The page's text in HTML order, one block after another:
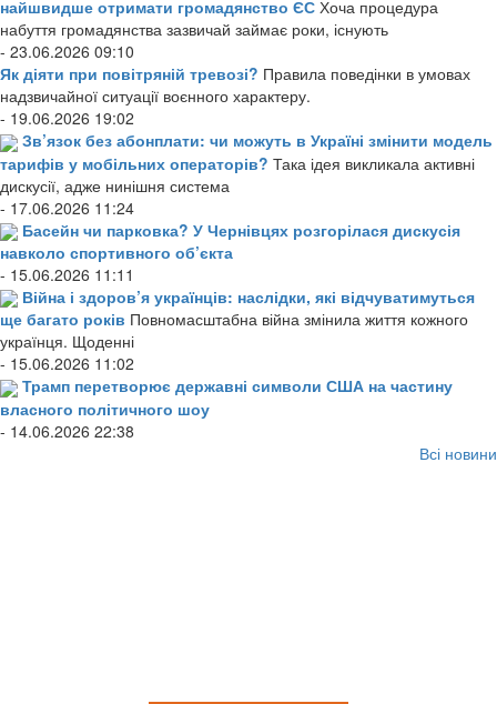
найшвидше отримати громадянство ЄС Хоча процедура
набуття громадянства зазвичай займає роки, існують
- 23.06.2026 09:10
Як діяти при повітряній тревозі? Правила поведінки в умовах
надзвичайної ситуації воєнного характеру.
- 19.06.2026 19:02
Зв’язок без абонплати: чи можуть в Україні змінити модель
тарифів у мобільних операторів? Така ідея викликала активні
дискусії, адже нинішня система
- 17.06.2026 11:24
Басейн чи парковка? У Чернівцях розгорілася дискусія
навколо спортивного об’єкта
- 15.06.2026 11:11
Війна і здоров’я українців: наслідки, які відчуватимуться
ще багато років Повномасштабна війна змінила життя кожного
українця. Щоденні
- 15.06.2026 11:02
Трамп перетворює державні символи США на частину
власного політичного шоу
- 14.06.2026 22:38
Всі новини